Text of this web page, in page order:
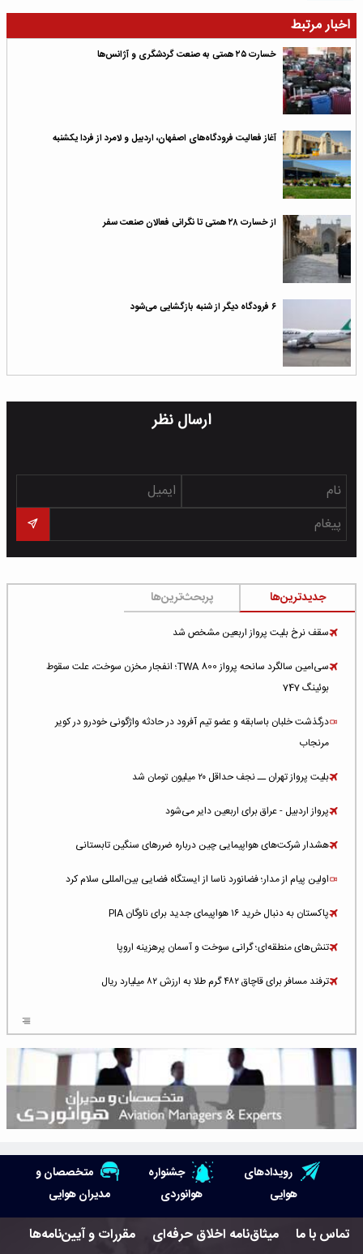
اخبار مرتبط
خسارت ۲۵ همتی به صنعت گردشگری و آژانس‌ها
آغاز فعالیت فرودگاه‌های اصفهان، اردبیل و لامرد از فردا یکشنبه
از خسارت ۲۸ همتی تا نگرانی فعالان صنعت سفر
۶ فرودگاه دیگر از شنبه بازگشایی می‌شود
ارسال نظر
جدیدترین‌ها پربحث‌ترین‌ها
سقف نرخ بلیت پرواز اربعین مشخص شد
سی‌امین سالگرد سانحه پرواز TWA 800؛ انفجار مخزن سوخت، علت سقوط
بوئینگ 747
درگذشت خلبان باسابقه و عضو تیم آفرود در حادثه واژگونی خودرو در کویر
مرنجاب
بلیت پرواز تهران ــ نجف حداقل ۲۰ میلیون تومان شد
پرواز اردبیل - عراق برای اربعین دایر می‌شود
هشدار شرکت‌های هواپیمایی چین درباره ضررهای سنگین تابستانی
اولین پیام از مدار؛ فضانورد ناسا از ایستگاه فضایی بین‌المللی سلام کرد
پاکستان به دنبال خرید ۱۶ هواپیمای جدید برای ناوگان PIA
تنش‌های منطقه‌ای؛ گرانی سوخت و آسمان پرهزینه اروپا
ترفند مسافر برای قاچاق ۴۸۲ گرم طلا به ارزش ۸۲ میلیارد ریال
شلوغ‌ترین فرودگاه‌های اروپا در ۲۰۲۵: لندن، استانبول و پاریس
پخش زنده پرواز سیزدهم موشک استارشیپ اسپیس‌ایکس [جمعه ساعت ۰۱:۴۵]
هوش مصنوعی وارد تعمیر و بازرسی موتورهای هواپیما شد
حمله هوایی به تأسیسات فرودگاه سمنان
استخدام در صنعت هوانوردی کانادا با آموزش رایگان و حقوق ۱۲۷ هزار دلاری
رویدادهای
هوایی
جشنواره
هوانوردی
متخصصان و
مدیران هوایی
تماس با ما میثاق‌نامه اخلاق حرفه‌ای مقررات و آیین‌نامه‌ها